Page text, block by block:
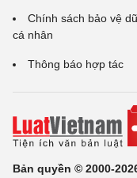
Chính sách bảo vệ
cá nhân
Thông báo hợp tác
Bản quyền © 2000-